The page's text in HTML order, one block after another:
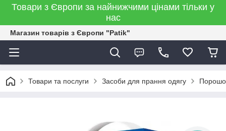
Товари з Європи за найнижчими цінами тільки у
нас
Магазин товарів з Європи "Patik"
Товари та послуги Засоби для прання одягу